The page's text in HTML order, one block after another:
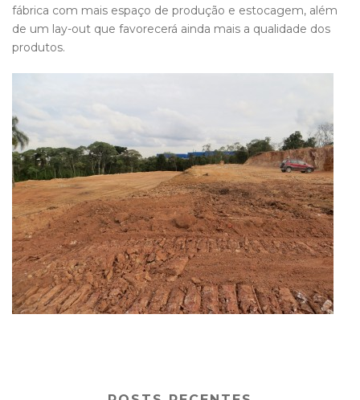
fábrica com mais espaço de produção e estocagem, além
de um lay-out que favorecerá ainda mais a qualidade dos
produtos.